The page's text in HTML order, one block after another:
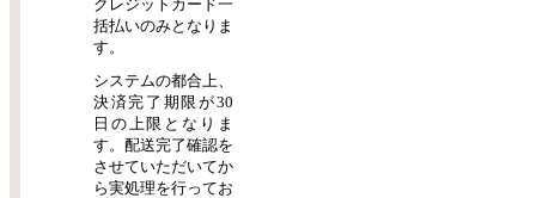
クレジットカード一
括払いのみとなりま
す。
システムの都合上、
決済完了期限が30
日の上限となりま
す。配送完了確認を
させていただいてか
ら実処理を行ってお